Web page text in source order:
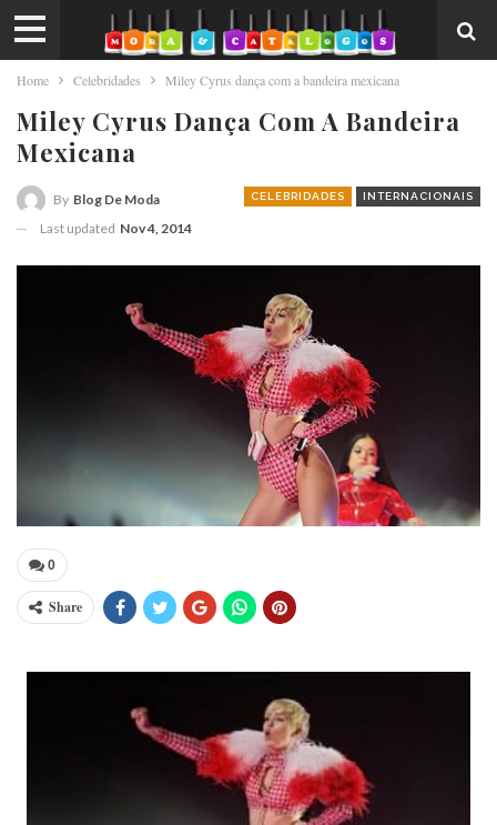
Home Celebridades Miley Cyrus dança com a bandeira mexicana
Miley Cyrus Dança Com A Bandeira
Mexicana
CELEBRIDADES INTERNACIONAIS
By Blog De Moda
Last updated Nov 4, 2014
0
Share